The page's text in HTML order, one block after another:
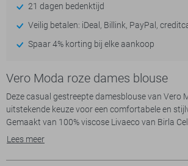
21 dagen bedenktijd
Veilig betalen: iDeal, Billink, PayPal,
Spaar 4% korting bij elke aankoop
Vero Moda roze dames blouse
Deze casual gestreepte damesblouse van Vero
uitstekende keuze voor een comfortabele en
Gemaakt van 100% viscose Livaeco van Birla
blouse een zachte touch en ademend comfort,
en de klassieke puntkraag een tijdloze
Lees meer